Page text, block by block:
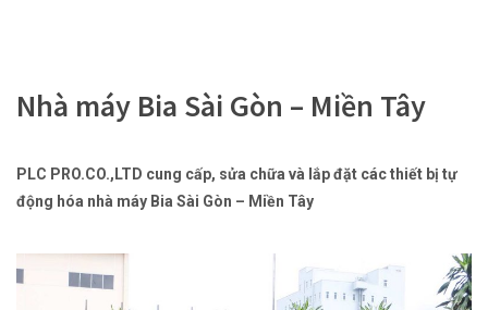
Nhà máy Bia Sài Gòn – Miền Tây
PLC PRO.CO.,LTD cung cấp, sửa chữa và lắp đặt các thiết bị tự
động hóa nhà máy Bia Sài Gòn – Miền Tây